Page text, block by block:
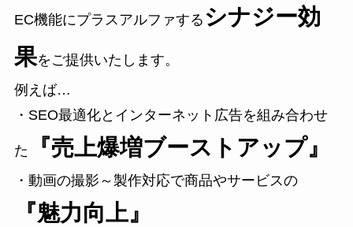
EC機能にプラスアルファする シナジー効
果をご提供いたします。
例えば…
・SEO最適化とインターネット広告を組み合わせ
た 『売上爆増ブーストアップ』
・動画の撮影～製作対応で商品やサービスの
『魅力向上』